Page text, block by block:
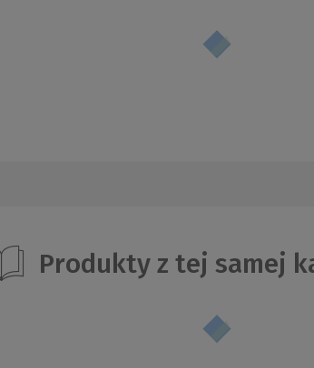
Produkty z tej samej